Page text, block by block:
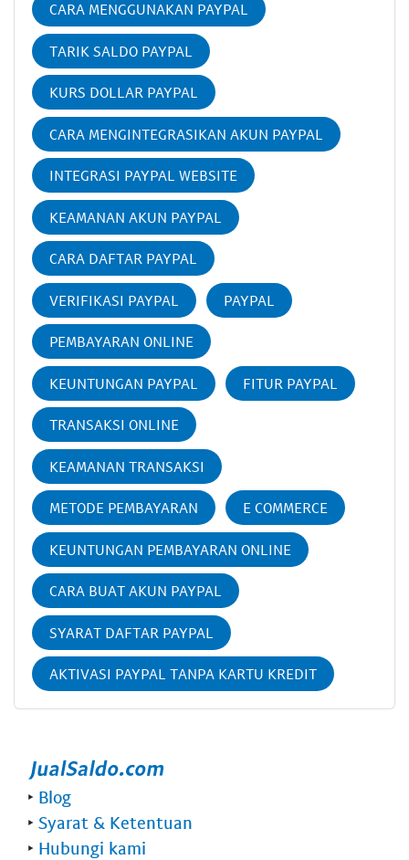
CARA MENGGUNAKAN PAYPAL
TARIK SALDO PAYPAL
KURS DOLLAR PAYPAL
CARA MENGINTEGRASIKAN AKUN PAYPAL
INTEGRASI PAYPAL WEBSITE
KEAMANAN AKUN PAYPAL
CARA DAFTAR PAYPAL
VERIFIKASI PAYPAL PAYPAL
PEMBAYARAN ONLINE
KEUNTUNGAN PAYPAL FITUR PAYPAL
TRANSAKSI ONLINE
KEAMANAN TRANSAKSI
METODE PEMBAYARAN E COMMERCE
KEUNTUNGAN PEMBAYARAN ONLINE
CARA BUAT AKUN PAYPAL
SYARAT DAFTAR PAYPAL
AKTIVASI PAYPAL TANPA KARTU KREDIT
‣ Blog
‣ Syarat & Ketentuan
‣ Hubungi kami